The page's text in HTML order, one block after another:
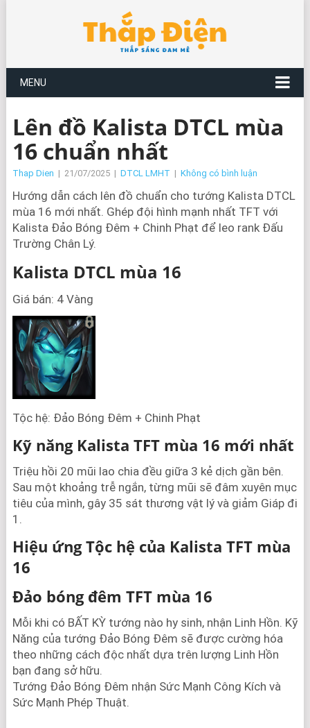
MENU
Lên đồ Kalista DTCL mùa
16 chuẩn nhất
Thap Dien | 21/07/2025 | DTCL LMHT | Không có bình luận
Hướng dẫn cách lên đồ chuẩn cho tướng Kalista DTCL
mùa 16 mới nhất. Ghép đội hình mạnh nhất TFT với
Kalista Đảo Bóng Đêm + Chinh Phạt để leo rank Đấu
Trường Chân Lý.
Kalista DTCL mùa 16
Giá bán: 4 Vàng
Tộc hệ: Đảo Bóng Đêm + Chinh Phạt
Kỹ năng Kalista TFT mùa 16 mới nhất
Triệu hồi 20 mũi lao chia đều giữa 3 kẻ dịch gần bên.
Sau một khoảng trễ ngắn, từng mũi sẽ đâm xuyên mục
tiêu của mình, gây 35 sát thương vật lý và giảm Giáp đi
1.
Hiệu ứng Tộc hệ của Kalista TFT mùa
16
Đảo bóng đêm TFT mùa 16
Mỗi khi có BẤT KỲ tướng nào hy sinh, nhận Linh Hồn. Kỹ
Năng của tướng Đảo Bóng Đêm sẽ được cường hóa
theo những cách độc nhất dựa trên lượng Linh Hồn
bạn đang sở hữu.
Tướng Đảo Bóng Đêm nhận Sức Mạnh Công Kích và
Sức Mạnh Phép Thuật.